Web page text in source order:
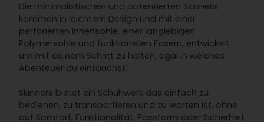
Die minimalistischen und patentierten Skinners
kommen in leichtem Design und mit einer
perforierten Innensohle, einer langlebigen
Polymersohle und funktionellen Fasern, entwickelt
um mit deinem Schritt zu halten, egal in welches
Abenteuer du eintauchst!
Skinners bietet ein Schuhwerk das einfach zu
bedienen, zu transportieren und zu warten ist, ohne
auf Komfort, Funktionalität, Passform oder Sicherheit